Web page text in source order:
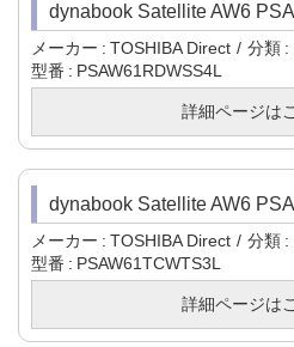
dynabook Satellite AW6
メーカー TOSHIBA Direct 分類
型番
PSAW61RDWSS4L
詳細ページは
dynabook Satellite AW6
メーカー TOSHIBA Direct 分類
型番
PSAW61TCWTS3L
詳細ページは